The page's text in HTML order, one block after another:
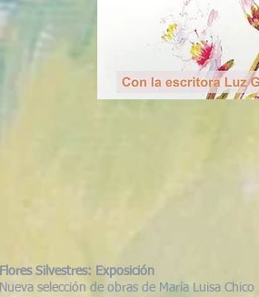
Flores Silvestres: Exposición
Nueva selección de obras de María Luisa Chico